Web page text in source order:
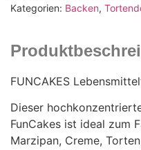
Kategorien: Backen,
FUNCAKES
Dieser
FunCakes ist ideal zum
Marzipan, Creme,